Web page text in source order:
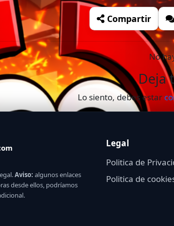
Compartir
No
Deja
Lo siento, debes estar
Aviso: algunos enlaces
desde ellos, podríamos
Legal
Politica de
Politica de